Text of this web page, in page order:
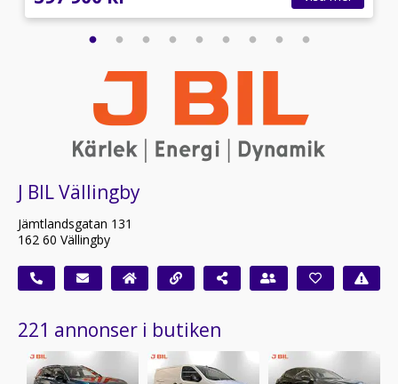
J BIL Vällingby
Jämtlandsgatan 131
162 60 Vällingby
221 annonser i butiken